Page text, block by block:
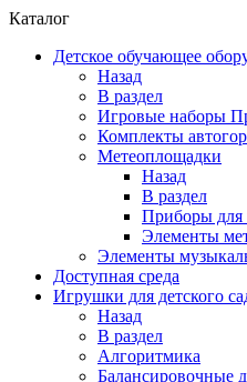
Каталог
Детское обучающее
Назад
В раздел
Игровые наборы
Комплекты
Метеоплощадки
Назад
В раздел
Приборы для
Элементы
Элементы
Доступная среда
Игрушки для детского
Назад
В раздел
Алгоритмика
Балансировочные